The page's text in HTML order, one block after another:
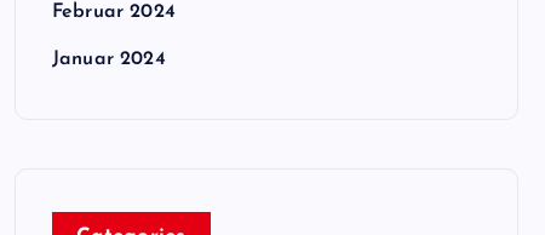
Februar 2024
Januar 2024